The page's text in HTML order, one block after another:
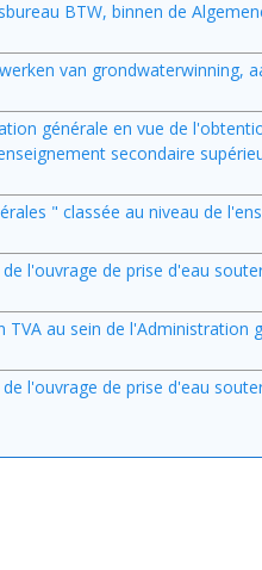
BTW, binnen de
van grondwaterwinning,
générale en vue de
secondaire
" classée au niveau de
l'ouvrage de prise d'eau
au sein de l'Administration
l'ouvrage de prise d'eau